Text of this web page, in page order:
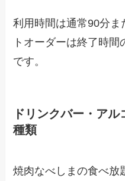
利用時間は通常90分ま
トオーダーは終了時
です。
ドリンクバー・ア
種類
焼肉なべしまの食べ放